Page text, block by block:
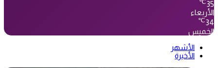
35
℃
الأربعاء
34
℃
الخميس
الأشهر
الأخيرة